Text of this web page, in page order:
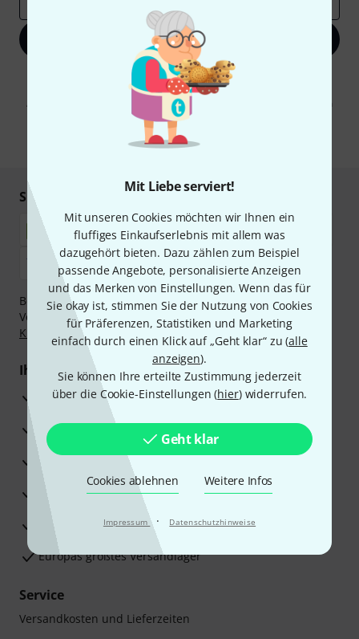
Mit Liebe serviert!
Mit unseren Cookies möchten wir Ihnen ein
fluffiges Einkaufserlebnis mit allem was
dazugehört bieten. Dazu zählen zum Beispiel
passende Angebote, personalisierte Anzeigen
und das Merken von Einstellungen. Wenn das für
Sie okay ist, stimmen Sie der Nutzung von Cookies
für Präferenzen, Statistiken und Marketing
einfach durch einen Klick auf „Geht klar“ zu (alle
anzeigen).
Sie können Ihre erteilte Zustimmung jederzeit
über die Cookie-Einstellungen (hier) widerrufen.
Geht klar
Cookies ablehnen Weitere Infos
Impressum · Datenschutzhinweise
Jetzt anmelden
Mit Klick auf „Jetzt anmelden“ stimmen Sie dem Erhalt von E-Mail-
Werbung und einer Messung des E-Mail-Nutzungsverhaltens zu. Die
Abmeldung ist jederzeit möglich. Weitere Informationen finden Sie in
unseren
Datenschutzhinweisen
* Pflichtfeld
Sicher einkaufen & bezahlen
Bezahlen Sie vertraulich und sicher per Nachnahme,
Vorkasse, PayPal, Amazon Pay, Klarna Sofort bezahlen
Klarna Ratenzahlungoder Kreditkarte.
Ihre Vorteile
3 Jahre Thomann Garantie
30 Tage Money-Back-Garantie
Reparaturservice
Beratung durch Fachexperten
Zufriedenheitsgarantie
Europas größtes Versandlager
Service
Versandkosten und Lieferzeiten